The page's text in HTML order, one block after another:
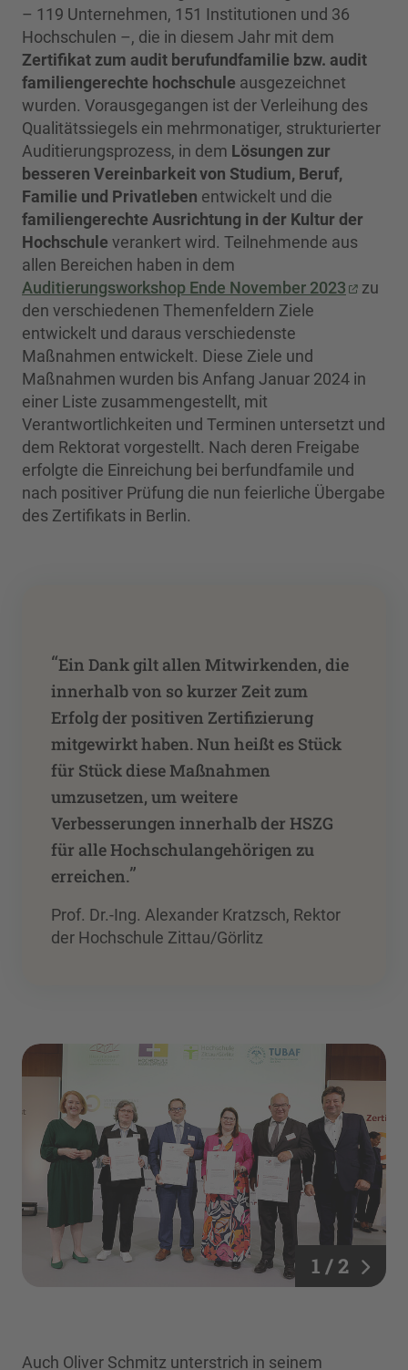
– 119 Unternehmen, 151 Institutionen und 36
Hochschulen –, die in diesem Jahr mit dem
Zertifikat zum audit berufundfamilie bzw. audit
familiengerechte hochschule ausgezeichnet
wurden. Vorausgegangen ist der Verleihung des
Qualitätssiegels ein mehrmonatiger, strukturierter
Auditierungsprozess, in dem Lösungen zur
besseren Vereinbarkeit von Studium, Beruf,
Familie und Privatleben entwickelt und die
familiengerechte Ausrichtung in der Kultur der
Hochschule verankert wird. Teilnehmende aus
allen Bereichen haben in dem
Auditierungsworkshop Ende November 2023
zu
den verschiedenen Themenfeldern Ziele
entwickelt und daraus verschiedenste
Maßnahmen entwickelt. Diese Ziele und
Maßnahmen wurden bis Anfang Januar 2024 in
einer Liste zusammengestellt, mit
Verantwortlichkeiten und Terminen untersetzt und
dem Rektorat vorgestellt. Nach deren Freigabe
erfolgte die Einreichung bei berfundfamile und
nach positiver Prüfung die nun feierliche Übergabe
des Zertifikats in Berlin.
“Ein Dank gilt allen Mitwirkenden, die
innerhalb von so kurzer Zeit zum
Erfolg der positiven Zertifizierung
mitgewirkt haben. Nun heißt es Stück
für Stück diese Maßnahmen
umzusetzen, um weitere
Verbesserungen innerhalb der HSZG
für alle Hochschulangehörigen zu
erreichen.”
Prof. Dr.-Ing. Alexander Kratzsch, Rektor
der Hochschule Zittau/Görlitz
1 / 2
Auch Oliver Schmitz unterstrich in seinem